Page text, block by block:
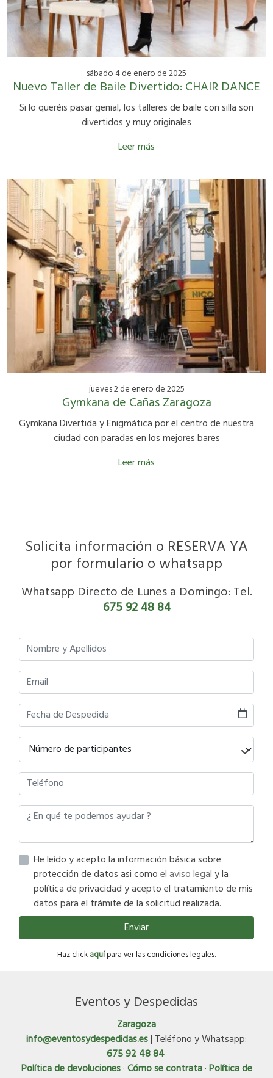
sábado 4 de enero de 2025
Nuevo Taller de Baile Divertido: CHAIR DANCE
Si lo queréis pasar genial, los talleres de baile con silla son
divertidos y muy originales
Leer más
jueves 2 de enero de 2025
Gymkana de Cañas Zaragoza
Gymkana Divertida y Enigmática por el centro de nuestra
ciudad con paradas en los mejores bares
Leer más
Solicita información o RESERVA YA
por formulario o whatsapp
Whatsapp Directo de Lunes a Domingo: Tel.
675 92 48 84
He leído y acepto la información básica sobre
protección de datos asi comoel aviso legaly la
política de privacidad y acepto el tratamiento de mis
datos para el trámite de la solicitud realizada.
Enviar
Haz clickaquípara ver las condiciones legales.
Eventos y Despedidas
Zaragoza
info@eventosydespedidas.es| Teléfono y Whatsapp:
675 92 48 84
Política de devoluciones·Cómo se contrata·Política de